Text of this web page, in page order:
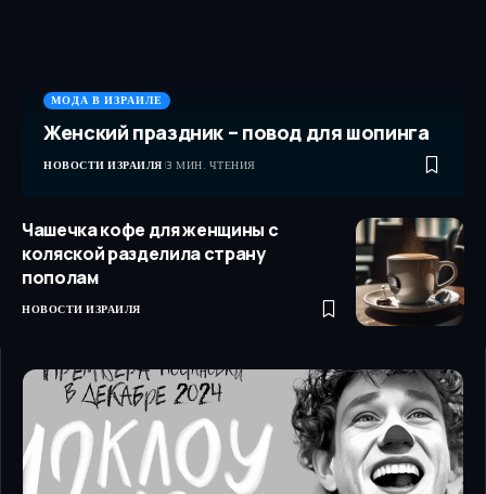
МОДА В ИЗРАИЛЕ
Женский праздник – повод для шопинга
НОВОСТИ ИЗРАИЛЯ 3 МИН. ЧТЕНИЯ
Чашечка кофе для женщины с
коляской разделила страну
пополам
НОВОСТИ ИЗРАИЛЯ